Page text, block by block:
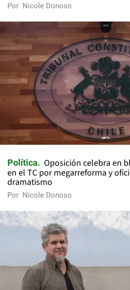
Por Nicole Donoso
Política
Oposición celebra en
en el TC por megarreforma y
dramatismo
Por Nicole Donoso